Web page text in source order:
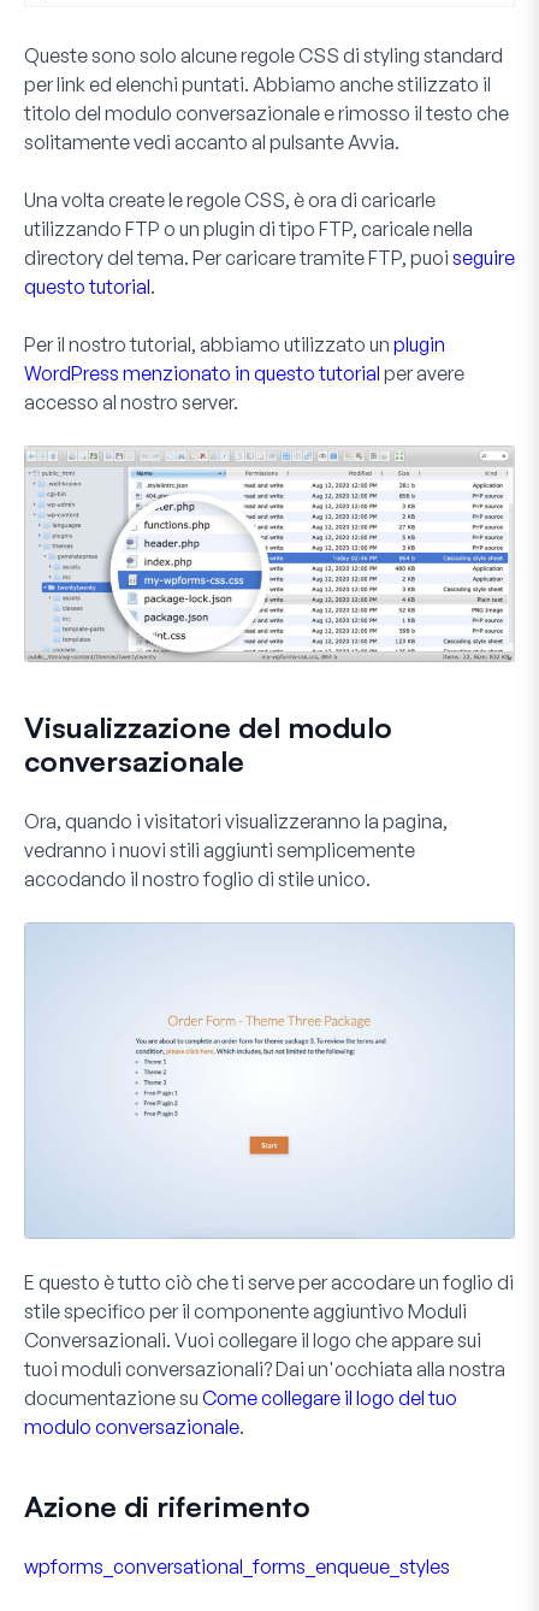
Queste sono solo alcune regole CSS di styling standard
per link ed elenchi puntati. Abbiamo anche stilizzato il
titolo del modulo conversazionale e rimosso il testo che
solitamente vedi accanto al pulsanteAvvia.
Una volta create le regole CSS, è ora di caricarle
utilizzando FTP o un plugin di tipo FTP, caricale nella
directory del tema. Per caricare tramite FTP, puoi seguire
questo tutorial.
Per il nostro tutorial, abbiamo utilizzato un plugin
WordPress menzionato in questo tutorial per avere
accesso al nostro server.
Visualizzazione del modulo
conversazionale
Ora, quando i visitatori visualizzeranno la pagina,
vedranno i nuovi stili aggiunti semplicemente
accodando il nostro foglio di stile unico.
E questo è tutto ciò che ti serve per accodare un foglio di
stile specifico per il componente aggiuntivo Moduli
Conversazionali. Vuoi collegare il logo che appare sui
tuoi moduli conversazionali? Dai un'occhiata alla nostra
documentazione su Come collegare il logo del tuo
modulo conversazionale.
Azione di riferimento
wpforms_conversational_forms_enqueue_styles